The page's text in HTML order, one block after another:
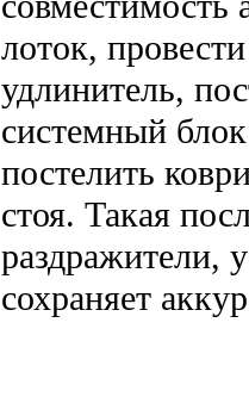
лоток,
удлинитель,
системный
постелить
стоя. Такая
раздражители,
сохраняет